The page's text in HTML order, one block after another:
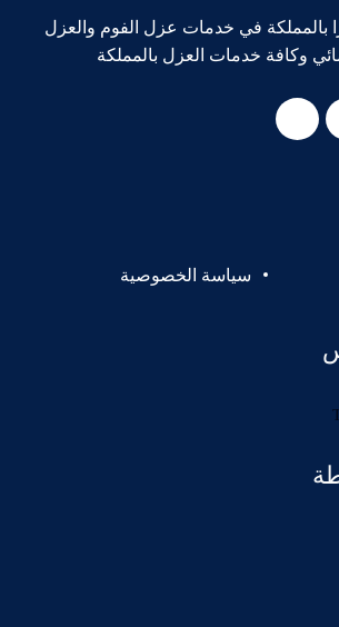
بالمملكة في خدمات عزل الفوم والعزل
وكافة خدمات العزل بالمملكة
سياسة الخصوصية